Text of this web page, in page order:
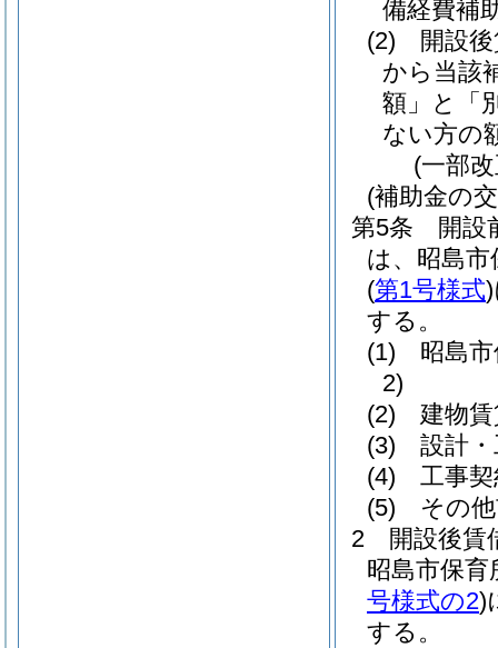
備経費補
(2)
開設
から当該
額」と「
ない方の
(一部
(補助金の
第5条
開設
は、昭島市
(第1号様式)
する。
(1)
昭島
2)
(2)
建物
(3)
設計
(4)
工事
(5)
その
2
開設後賃
昭島市保育
号様式の2)
する。